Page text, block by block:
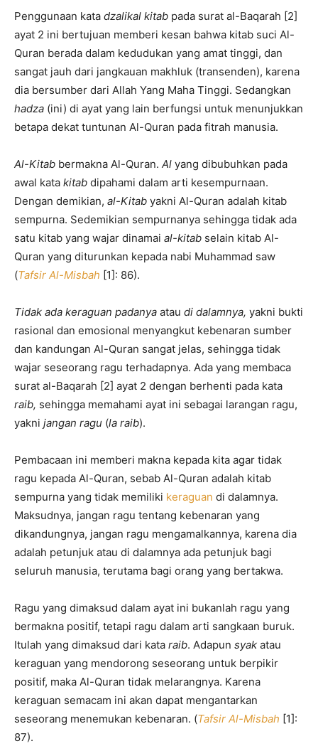
Penggunaan kata dzalikal kitab pada surat al-Baqarah [2]
ayat 2 ini bertujuan memberi kesan bahwa kitab suci Al-
Quran berada dalam kedudukan yang amat tinggi, dan
sangat jauh dari jangkauan makhluk (transenden), karena
dia bersumber dari Allah Yang Maha Tinggi. Sedangkan
hadza (ini) di ayat yang lain berfungsi untuk menunjukkan
betapa dekat tuntunan Al-Quran pada fitrah manusia.
Al-Kitab bermakna Al-Quran. Al yang dibubuhkan pada
awal kata kitab dipahami dalam arti kesempurnaan.
Dengan demikian, al-Kitab yakni Al-Quran adalah kitab
sempurna. Sedemikian sempurnanya sehingga tidak ada
satu kitab yang wajar dinamai al-kitab selain kitab Al-
Quran yang diturunkan kepada nabi Muhammad saw
(Tafsir Al-Misbah [1]: 86).
Tidak ada keraguan padanya atau di dalamnya, yakni bukti
rasional dan emosional menyangkut kebenaran sumber
dan kandungan Al-Quran sangat jelas, sehingga tidak
wajar seseorang ragu terhadapnya. Ada yang membaca
surat al-Baqarah [2] ayat 2 dengan berhenti pada kata
raib, sehingga memahami ayat ini sebagai larangan ragu,
yakni jangan ragu (la raib).
Pembacaan ini memberi makna kepada kita agar tidak
ragu kepada Al-Quran, sebab Al-Quran adalah kitab
sempurna yang tidak memiliki keraguan di dalamnya.
Maksudnya, jangan ragu tentang kebenaran yang
dikandungnya, jangan ragu mengamalkannya, karena dia
adalah petunjuk atau di dalamnya ada petunjuk bagi
seluruh manusia, terutama bagi orang yang bertakwa.
Ragu yang dimaksud dalam ayat ini bukanlah ragu yang
bermakna positif, tetapi ragu dalam arti sangkaan buruk.
Itulah yang dimaksud dari kata raib. Adapun syak atau
keraguan yang mendorong seseorang untuk berpikir
positif, maka Al-Quran tidak melarangnya. Karena
keraguan semacam ini akan dapat mengantarkan
seseorang menemukan kebenaran. (Tafsir Al-Misbah [1]:
87).